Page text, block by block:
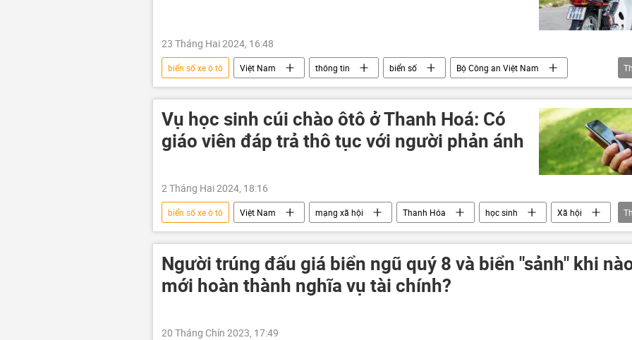
23 Tháng Hai 2024, 16:48
biển số xe ô tô Việt Nam thông tin biển số
Bộ Công an Việt Nam
đấu giá
Vụ học sinh cúi chào ôtô ở Thanh Hoá: Có
giáo viên đáp trả thô tục với người phản ánh
2 Tháng Hai 2024, 18:16
biển số xe ô tô Việt Nam mạng xã hội Thanh Hóa học sinh
Xã hội
quay clip
Người trúng đấu giá biển ngũ quý 8 và biển "sảnh" khi
mới hoàn thành nghĩa vụ tài chính?
20 Tháng Chín 2023, 17:49